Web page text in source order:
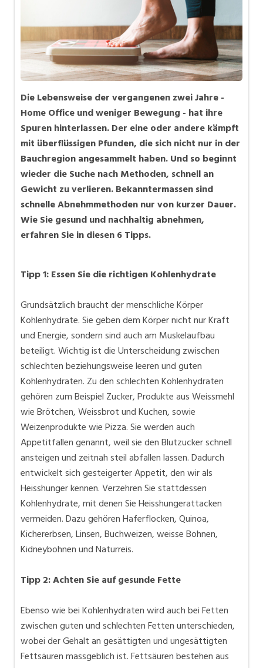
Die Lebensweise der vergangenen zwei Jahre -
Home Office und weniger Bewegung - hat ihre
Spuren hinterlassen. Der eine oder andere kämpft
mit überflüssigen Pfunden, die sich nicht nur in der
Bauchregion angesammelt haben. Und so beginnt
wieder die Suche nach Methoden, schnell an
Gewicht zu verlieren. Bekanntermassen sind
schnelle Abnehmmethoden nur von kurzer Dauer.
Wie Sie gesund und nachhaltig abnehmen,
erfahren Sie in diesen 6 Tipps.
Tipp 1: Essen Sie die richtigen Kohlenhydrate
Grundsätzlich braucht der menschliche Körper
Kohlenhydrate. Sie geben dem Körper nicht nur Kraft
und Energie, sondern sind auch am Muskelaufbau
beteiligt. Wichtig ist die Unterscheidung zwischen
schlechten beziehungsweise leeren und guten
Kohlenhydraten. Zu den schlechten Kohlenhydraten
gehören zum Beispiel Zucker, Produkte aus Weissmehl
wie Brötchen, Weissbrot und Kuchen, sowie
Weizenprodukte wie Pizza. Sie werden auch
Appetitfallen genannt, weil sie den Blutzucker schnell
ansteigen und zeitnah steil abfallen lassen. Dadurch
entwickelt sich gesteigerter Appetit, den wir als
Heisshunger kennen. Verzehren Sie stattdessen
Kohlenhydrate, mit denen Sie Heisshungerattacken
vermeiden. Dazu gehören Haferflocken, Quinoa,
Kichererbsen, Linsen, Buchweizen, weisse Bohnen,
Kidneybohnen und Naturreis.
Tipp 2: Achten Sie auf gesunde Fette
Ebenso wie bei Kohlenhydraten wird auch bei Fetten
zwischen guten und schlechten Fetten unterschieden,
wobei der Gehalt an gesättigten und ungesättigten
Fettsäuren massgeblich ist. Fettsäuren bestehen aus